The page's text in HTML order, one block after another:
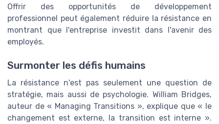
Offrir des opportunités de développement
professionnel peut également réduire la résistance en
montrant que l'entreprise investit dans l'avenir des
employés.
Surmonter les défis humains
La résistance n'est pas seulement une question de
stratégie, mais aussi de psychologie. William Bridges,
auteur de « Managing Transitions », explique que « le
changement est externe, la transition est interne ».